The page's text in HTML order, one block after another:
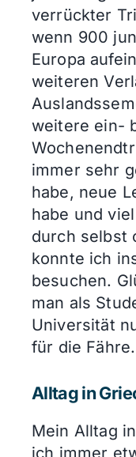
verrückter
wenn 900
Europa
weiteren
weitere ein-
immer sehr
habe, neue
habe und
durch selbst
konnte ich
besuchen.
man als
Universität
für die Fähre.
Alltag in
Mein Alltag
ich immer